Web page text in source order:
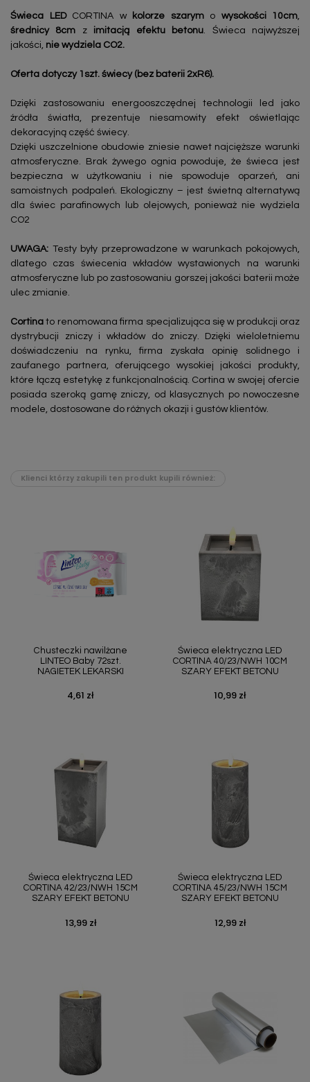
Świeca LEDCORTINA w kolorze szarym o wysokości 10cm,
średnicy 8cm z imitacją efektu betonu. Świeca najwyższej
jakości, nie wydziela CO2.
Oferta dotyczy 1szt. świecy (bez baterii 2xR6).
Dzięki zastosowaniu energooszczędnej technologii led jako
źródła światła, prezentuje niesamowity efekt oświetlając
dekoracyjną część świecy.
Dzięki uszczelnione obudowie zniesie nawet najcięższe warunki
atmosferyczne. Brak żywego ognia powoduje, że świeca jest
bezpieczna w użytkowaniu i nie spowoduje oparzeń, ani
samoistnych podpaleń. Ekologiczny – jest świetną alternatywą
dla świec parafinowych lub olejowych, ponieważ nie wydziela
CO2
UWAGA: Testy były przeprowadzone w warunkach pokojowych,
dlatego czas świecenia wkładów wystawionych na warunki
atmosferyczne lub po zastosowaniu gorszej jakości baterii może
ulec zmianie.
Cortina to renomowana firma specjalizująca się w produkcji oraz
dystrybucji zniczy i wkładów do zniczy. Dzięki wieloletniemu
doświadczeniu na rynku, firma zyskała opinię solidnego i
zaufanego partnera, oferującego wysokiej jakości produkty,
które łączą estetykę z funkcjonalnością. Cortina w swojej ofercie
posiada szeroką gamę zniczy, od klasycznych po nowoczesne
modele, dostosowane do różnych okazji i gustów klientów.
Klienci którzy zakupili ten produkt kupili również:
Chusteczki nawilżane
LINTEO Baby 72szt.
NAGIETEK LEKARSKI
Cena
4,61 zł
Świeca elektryczna LED
CORTINA 40/23/NWH 10CM
SZARY EFEKT BETONU
Cena
10,99 zł
Świeca elektryczna LED
CORTINA 42/23/NWH 15CM
SZARY EFEKT BETONU
Cena
13,99 zł
Świeca elektryczna LED
CORTINA 45/23/NWH 15CM
SZARY EFEKT BETONU
Cena
12,99 zł